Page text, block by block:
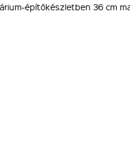
építőkészletben 36 cm